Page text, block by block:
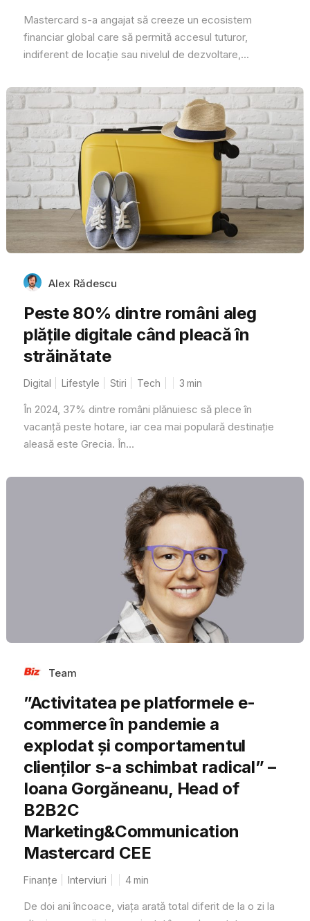
Mastercard s-a angajat să creeze un ecosistem
financiar global care să permită accesul tuturor,
indiferent de locație sau nivelul de dezvoltare,...
Alex Rădescu
Peste 80% dintre români aleg
plățile digitale când pleacă în
străinătate
Digital Lifestyle Stiri Tech 3 min
În 2024, 37% dintre români plănuiesc să plece în
vacanță peste hotare, iar cea mai populară destinație
aleasă este Grecia. În...
Team
”Activitatea pe platformele e-
commerce în pandemie a
explodat și comportamentul
clienților s-a schimbat radical” –
Ioana Gorgăneanu, Head of
B2B2C
Marketing&Communication
Mastercard CEE
Finanțe Interviuri 4min
De doi ani încoace, viața arată total diferit de la o zi la